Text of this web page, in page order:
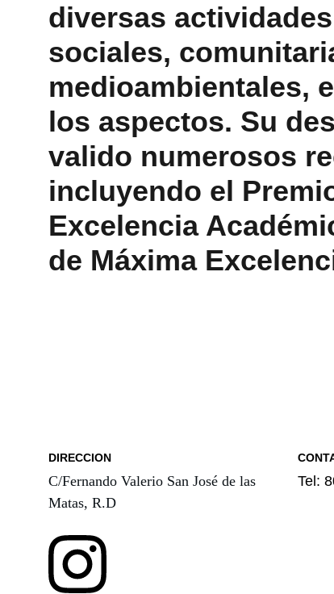
diversas
sociales,
medioambientales,
los aspectos. Su
valido numerosos
incluyendo el
Excelencia
de Máxima
DIRECCION
C/Fernando Valerio San José de las
Matas, R.D
Tel: